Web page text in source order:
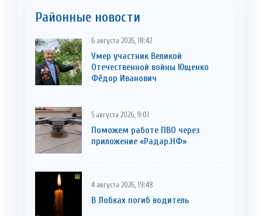
Районные новости
6 августа 2026, 18:42
Умер участник Великой
Отечественной войны Ющенко
Фёдор Иванович
5 августа 2026, 9:01
Поможем работе ПВО через
приложение «Радар.НФ»
4 августа 2026, 19:48
В Лобках погиб водитель